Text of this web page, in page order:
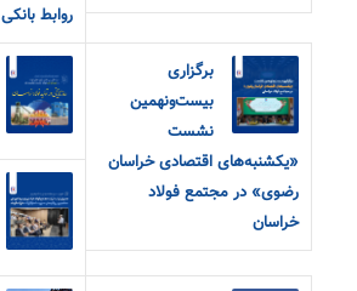
روابط بانکی
برگزاری
بیست‌ونهمین
نشست
«یکشنبه‌های اقتصادی خراسان
رضوی» در مجتمع فولاد
خراسان